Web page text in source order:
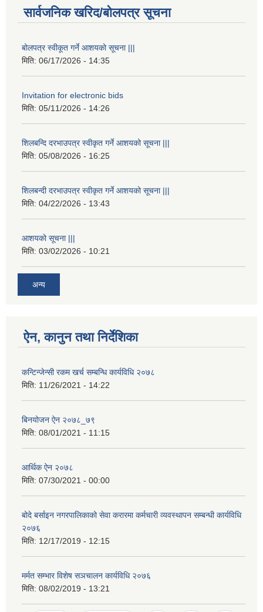
सार्वजनिक खरिद/बोलपत्र सूचना
बोलपत्र स्वीकूत गर्ने आशयको सूचना |||
मिति: 06/17/2026 - 14:35
Invitation for electronic bids
मिति: 05/11/2026 - 14:26
शिलबन्दि दरभाउपत्र स्वीकृत गर्ने आशयको सूचना |||
मिति: 05/08/2026 - 16:25
शिलबन्दी दरभाउपत्र स्वीकृत गर्ने आशयको सूचना |||
मिति: 04/22/2026 - 13:43
आशयको सूचना |||
मिति: 03/02/2026 - 10:21
अन्य
ऐन, कानुन तथा निर्देशिका
कन्टिन्जेन्सी रकम खर्च सम्बन्धि कार्यविधि २०७८
मिति: 11/26/2021 - 14:22
बिनयोजन ऐन २०७८_७९
मिति: 08/01/2021 - 11:15
आर्थिक ऐन २०७८
मिति: 07/30/2021 - 00:00
बोदे बर्साइन नगरपालिकाको सेवा करारमा कर्मचारी व्यवस्थापन सम्बन्धी कार्यविधि
२०७६
मिति: 12/17/2019 - 12:15
मर्मत सम्भार विशेष सञचालन कार्यविधि २०७६
मिति: 08/02/2019 - 13:21